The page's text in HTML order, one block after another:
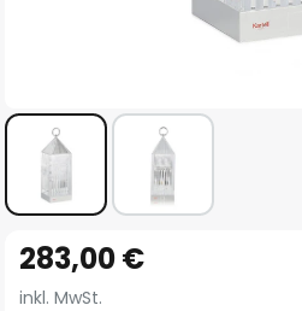
Anfang
der
283,00 €
inkl. MwSt.